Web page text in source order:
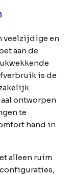
veelzijdige en
aan de
is de
ontworpen
te
hand in
alleen ruim